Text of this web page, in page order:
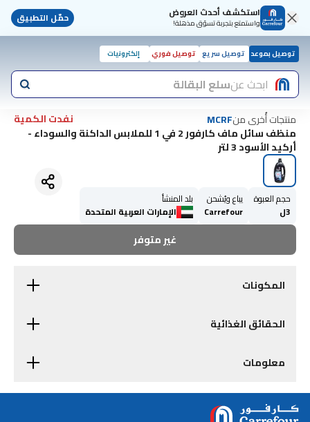
استكشف أحدث العروض
واستمتع بتجربة تسوّق مذهلة! حمّل التطبيق
توصيل بموعد توصيل سريع توصيل فوري إلكترونيات
ابحث عنسلع البقالة
منتجات أُخرى منMCRF
نفدت الكمية
منظف سائل ماف كارفور 2 في 1 للملابس الداكنة والسوداء -
أركيد الأسود 3 لتر
حجم العبوة
3ل
يباع ويُشحن
Carrefour
بلد المنشأ
الإمارات العربية المتحدة
غير متوفر
المكونات
الحقائق الغذائية
معلومات